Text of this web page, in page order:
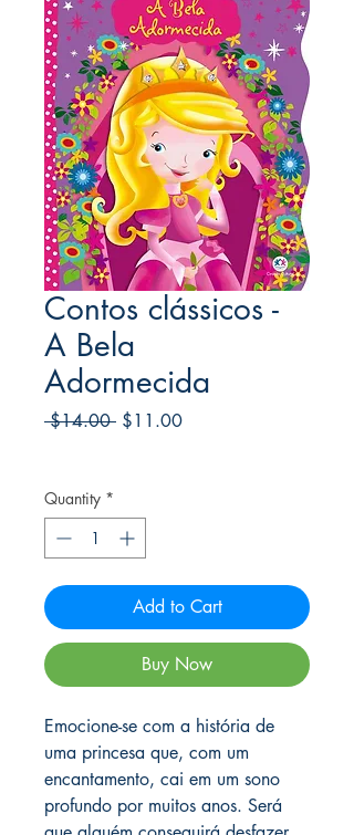
Contos clássicos -
A Bela
Adormecida
$14.00 Regular
$11.00Sale
Quantity *
Add to Cart
Buy Now
Emocione-se com a história de
uma princesa que, com um
encantamento, cai em um sono
profundo por muitos anos. Será